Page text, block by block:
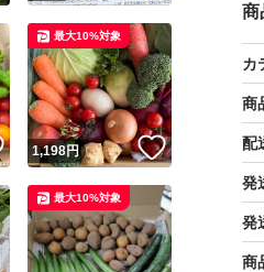
商
カ
商
配
発
発
商
いいね！
1,198円 いいね！
最大10%対象
最大10%対象